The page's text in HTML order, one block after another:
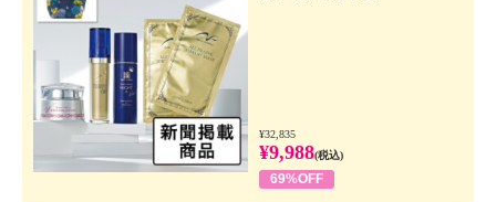
¥32,835
¥9,988(税込)
69%OFF